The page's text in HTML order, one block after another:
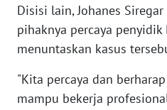
Disisi lain, Johanes
pihaknya percaya penyidik
menuntaskan kasus
"Kita percaya dan
mampu bekerja
LAMPUNG
WN
WN